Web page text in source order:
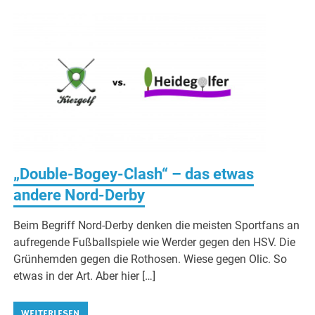
„Double-Bogey-Clash“ – das etwas
andere Nord-Derby
Beim Begriff Nord-Derby denken die meisten Sportfans an
aufregende Fußballspiele wie Werder gegen den HSV. Die
Grünhemden gegen die Rothosen. Wiese gegen Olic. So
etwas in der Art. Aber hier […]